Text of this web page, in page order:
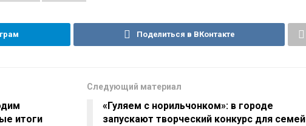
Поделиться в ВКонтакте
итоги
Следующий материал
«Гуляем с норильчонком»: в городе
запускают творческий конкурс для семей